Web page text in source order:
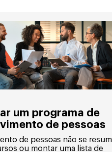
um programa de
de pessoas
de pessoas não se
ou montar uma lista de